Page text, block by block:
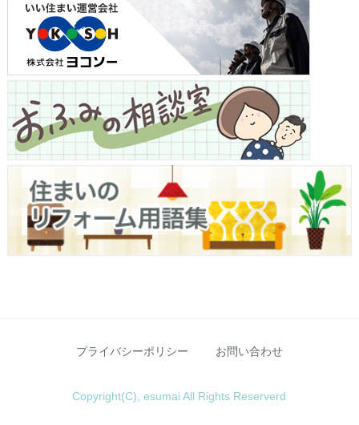
プライバシーポリシー お問い合わせ
Copyright(C), esumai All Rights Reserverd